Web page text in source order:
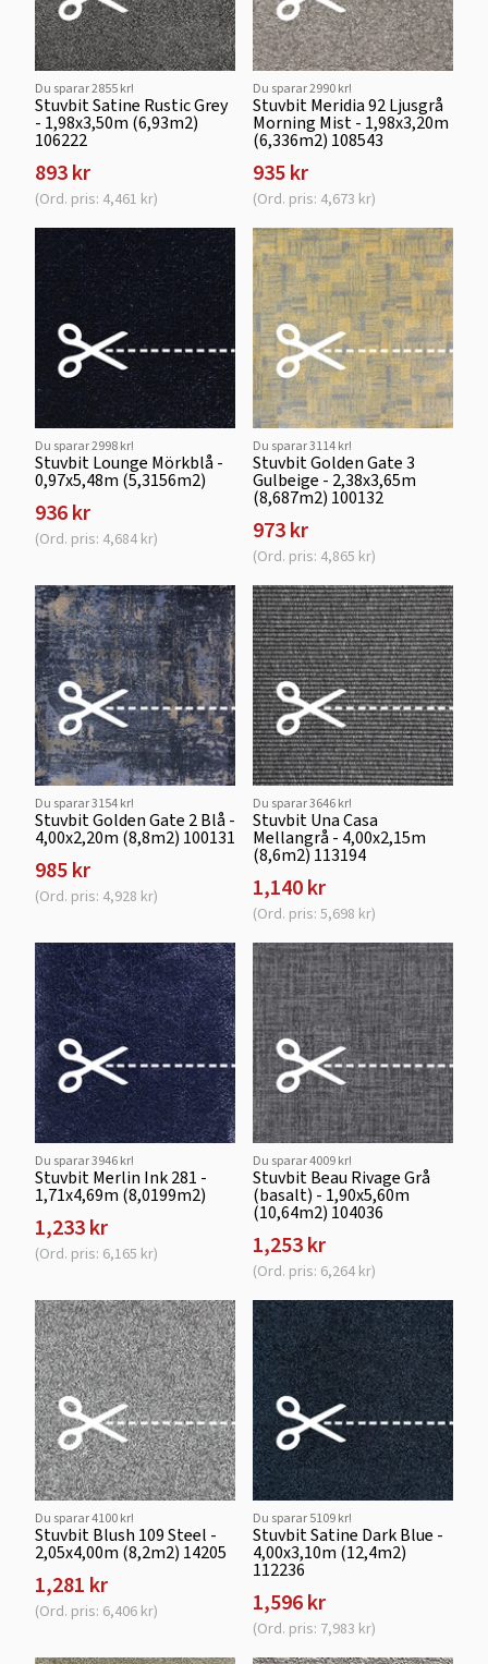
Du sparar 2855 kr!
Stuvbit Satine Rustic Grey
- 1,98x3,50m (6,93m2)
106222
893 kr
(Ord. pris: 4,461 kr)
Du sparar 2990 kr!
Stuvbit Meridia 92 Ljusgrå
Morning Mist - 1,98x3,20m
(6,336m2) 108543
935 kr
(Ord. pris: 4,673 kr)
Du sparar 2998 kr!
Stuvbit Lounge Mörkblå -
0,97x5,48m (5,3156m2)
936 kr
(Ord. pris: 4,684 kr)
Du sparar 3114 kr!
Stuvbit Golden Gate 3
Gulbeige - 2,38x3,65m
(8,687m2) 100132
973 kr
(Ord. pris: 4,865 kr)
Du sparar 3154 kr!
Stuvbit Golden Gate 2 Blå -
4,00x2,20m (8,8m2) 100131
985 kr
(Ord. pris: 4,928 kr)
Du sparar 3646 kr!
Stuvbit Una Casa
Mellangrå - 4,00x2,15m
(8,6m2) 113194
1,140 kr
(Ord. pris: 5,698 kr)
Du sparar 3946 kr!
Stuvbit Merlin Ink 281 -
1,71x4,69m (8,0199m2)
1,233 kr
(Ord. pris: 6,165 kr)
Du sparar 4009 kr!
Stuvbit Beau Rivage Grå
(basalt) - 1,90x5,60m
(10,64m2) 104036
1,253 kr
(Ord. pris: 6,264 kr)
Du sparar 4100 kr!
Stuvbit Blush 109 Steel -
2,05x4,00m (8,2m2) 14205
1,281 kr
(Ord. pris: 6,406 kr)
Du sparar 5109 kr!
Stuvbit Satine Dark Blue -
4,00x3,10m (12,4m2)
112236
1,596 kr
(Ord. pris: 7,983 kr)